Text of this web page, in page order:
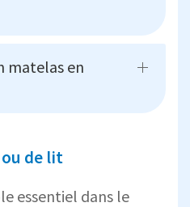
matelas en
de lit
essentiel dans le